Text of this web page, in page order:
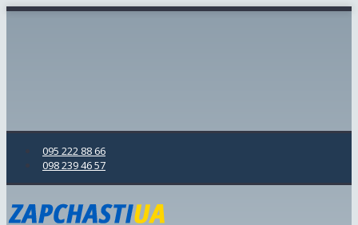
095 222 88 66
098 239 46 57